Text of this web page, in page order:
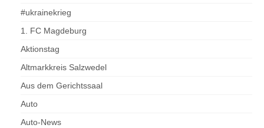
#ukrainekrieg
1. FC Magdeburg
Aktionstag
Altmarkkreis Salzwedel
Aus dem Gerichtssaal
Auto
Auto-News